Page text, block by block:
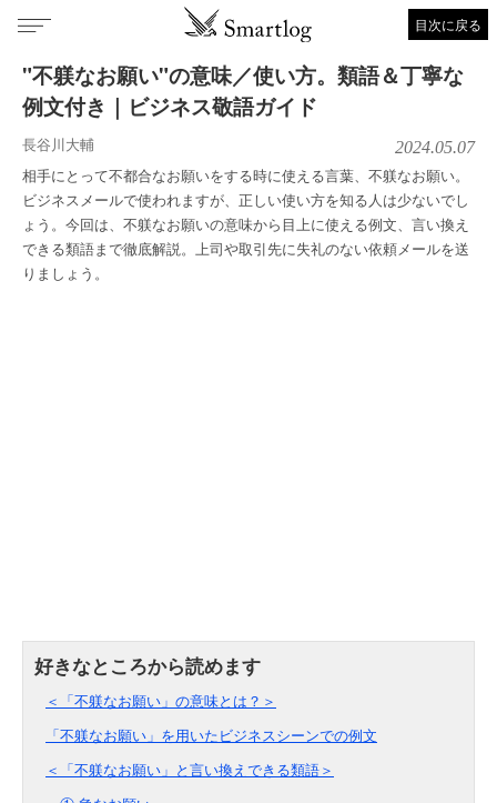
目次に戻る
"不躾なお願い"の意味／使い方。類語＆丁寧な
例文付き｜ビジネス敬語ガイド
長谷川大輔 2024.05.07
相手にとって不都合なお願いをする時に使える言葉、不躾なお願い。
ビジネスメールで使われますが、正しい使い方を知る人は少ないでし
ょう。今回は、不躾なお願いの意味から目上に使える例文、言い換え
できる類語まで徹底解説。上司や取引先に失礼のない依頼メールを送
りましょう。
＜「不躾なお願い」の意味とは？＞
「不躾なお願い」を用いたビジネスシーンでの例文
＜「不躾なお願い」と言い換えできる類語＞